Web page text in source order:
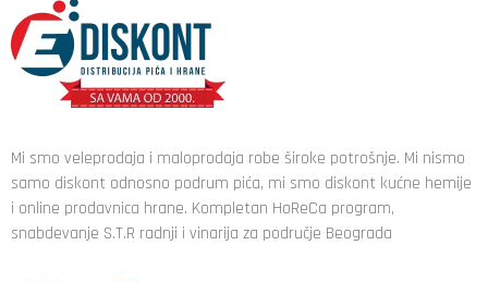
Mi smo veleprodaja i maloprodaja robe široke potrošnje. Mi nismo
samo diskont odnosno podrum pića, mi smo diskont kućne hemije
i online prodavnica hrane. Kompletan HoReCa program,
snabdevanje S.T.R radnji i vinarija za područje Beograda